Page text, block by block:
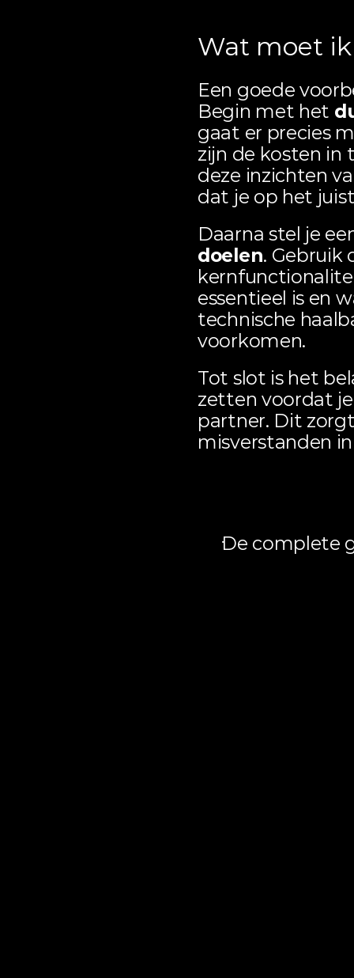
Wat moet
Een goede
Begin met het
gaat er precies
zijn de kosten in
deze inzichten
dat je op het
Daarna stel je
doelen. Gebruik
essentieel is en
technische
voorkomen.
Tot slot is het
zetten voordat
partner. Dit
misverstanden
De complete